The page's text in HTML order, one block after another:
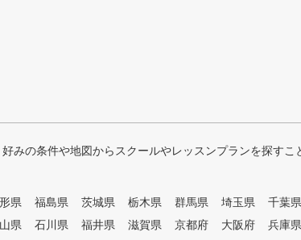
みの条件や地図からスクールやレッスンプランを探すこ
県 福島県 茨城県 栃木県 群馬県 埼玉県 千葉県
県 石川県 福井県 滋賀県 京都府 大阪府 兵庫県